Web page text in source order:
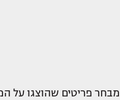
מבחר פריטים שהוצגו על